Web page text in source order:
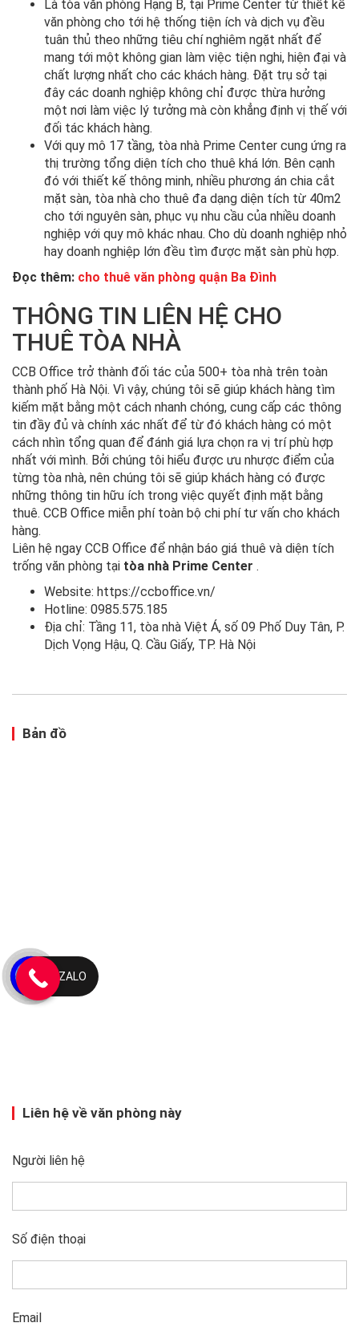
Là tòa văn phòng Hạng B, tại Prime Center từ thiết kế
văn phòng cho tới hệ thống tiện ích và dịch vụ đều
tuân thủ theo những tiêu chí nghiêm ngặt nhất để
mang tới một không gian làm việc tiện nghi, hiện đại và
chất lượng nhất cho các khách hàng. Đặt trụ sở tại
đây các doanh nghiệp không chỉ được thừa hưởng
một nơi làm việc lý tưởng mà còn khẳng định vị thế với
đối tác khách hàng.
Với quy mô 17 tầng, tòa nhà Prime Center cung ứng ra
thị trường tổng diện tích cho thuê khá lớn. Bên cạnh
đó với thiết kế thông minh, nhiều phương án chia cắt
mặt sàn, tòa nhà cho thuê đa dạng diện tích từ 40m2
cho tới nguyên sàn, phục vụ nhu cầu của nhiều doanh
nghiệp với quy mô khác nhau. Cho dù doanh nghiệp nhỏ
hay doanh nghiệp lớn đều tìm được mặt sàn phù hợp.
Đọc thêm: cho thuê văn phòng quận Ba Đình
THÔNG TIN LIÊN HỆ CHO
THUÊ TÒA NHÀ
CCB Office trở thành đối tác của 500+ tòa nhà trên toàn
thành phố Hà Nội. Vì vậy, chúng tôi sẽ giúp khách hàng tìm
kiếm mặt bằng một cách nhanh chóng, cung cấp các thông
tin đầy đủ và chính xác nhất để từ đó khách hàng có một
cách nhìn tổng quan để đánh giá lựa chọn ra vị trí phù hợp
nhất với mình. Bởi chúng tôi hiểu được ưu nhược điểm của
từng tòa nhà, nên chúng tôi sẽ giúp khách hàng có được
những thông tin hữu ích trong việc quyết định mặt bằng
thuê. CCB Office miễn phí toàn bộ chi phí tư vấn cho khách
hàng.
Liên hệ ngay CCB Office để nhận báo giá thuê và diện tích
trống văn phòng tại tòa nhà Prime Center .
Website: https://ccboffice.vn/
Hotline: 0985.575.185
Địa chỉ: Tầng 11, tòa nhà Việt Á, số 09 Phố Duy Tân, P.
Dịch Vọng Hậu, Q. Cầu Giấy, TP. Hà Nội
Bản đồ
Liên hệ về văn phòng này
Người liên hệ
Số điện thoại
Email
ZALO